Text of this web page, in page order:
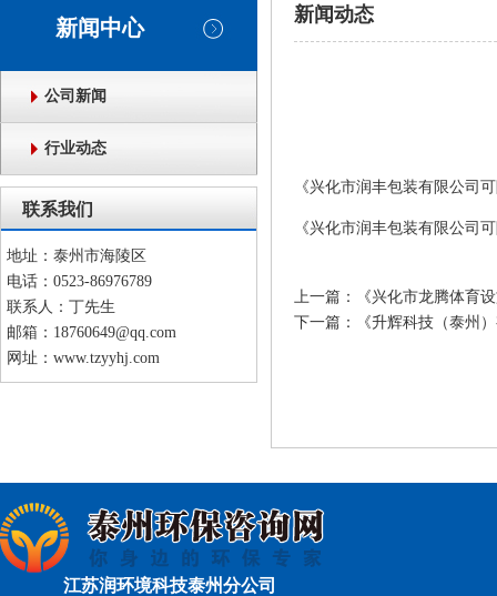
新闻中心
公司新闻
行业动态
联系我们
地址：泰州市海陵区
电话：0523-86976789
联系人：丁先生
邮箱：18760649@qq.com
网址：www.tzyyhj.com
新闻动态
《兴化市润丰包装有限公司
《兴化市润丰包装有限公司
上一篇：
《兴化市龙腾体育
下一篇：
《升辉科技（泰州
江苏润环境科技泰州分公司